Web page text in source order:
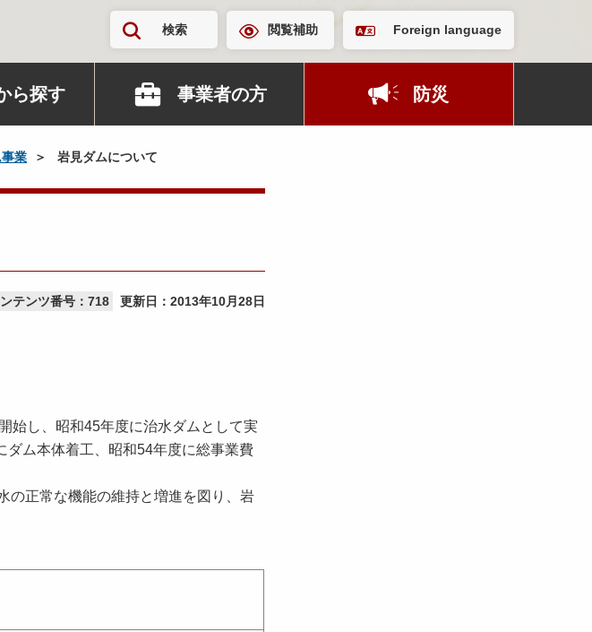
検索 閲覧補助 Foreign language
ら探す 事業者の方 防災
業 岩見ダムについて
テンツ番号：718 更新日： 2013年10月28日
始し、昭和45年度に治水ダムとして実
ム本体着工、昭和54年度に総事業費
の正常な機能の維持と増進を図り、岩